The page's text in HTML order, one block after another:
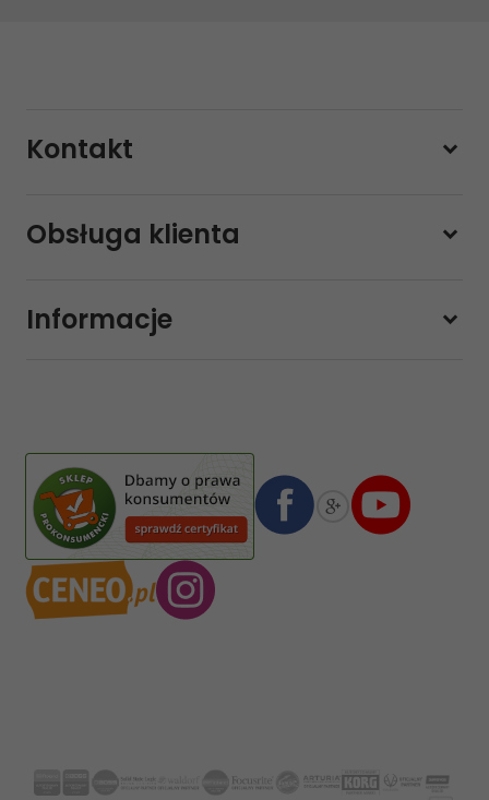
Kontakt
228800000
sklep@sklep-muzyczny.com.pl
08 1140 2004 0000 3102 4903 0792
Obsługa klienta
Informacje